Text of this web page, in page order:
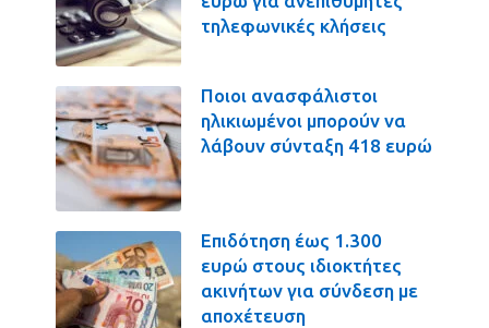
τηλεφωνικές κλήσεις
Ποιοι ανασφάλιστοι
ηλικιωμένοι μπορούν να
λάβουν σύνταξη 418 ευρώ
Επιδότηση έως 1.300
ευρώ στους ιδιοκτήτες
ακινήτων για σύνδεση με
αποχέτευση